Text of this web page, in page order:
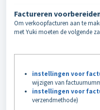
Factureren
Om verkoopfacturen aan te
met Yuki moeten de volgende
instellingen voor
wijzigen van
instellingen voor
verzendmethode)